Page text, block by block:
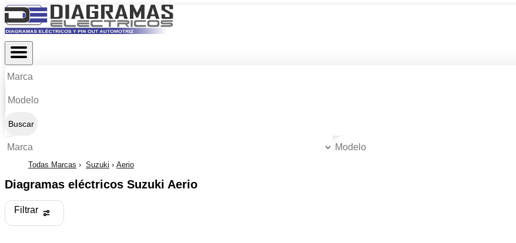
Buscar
Todas Marcas Suzuki Aerio
Diagramas eléctricos Suzuki Aerio
Filtrar